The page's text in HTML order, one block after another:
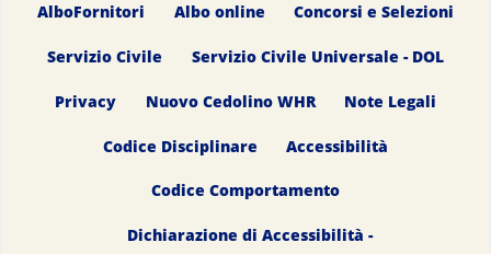
AlboFornitori Albo online Concorsi e Selezioni
Servizio Civile Servizio Civile Universale - DOL
Privacy Nuovo Cedolino WHR Note Legali
Codice Disciplinare Accessibilità
Codice Comportamento
Dichiarazione di Accessibilità -